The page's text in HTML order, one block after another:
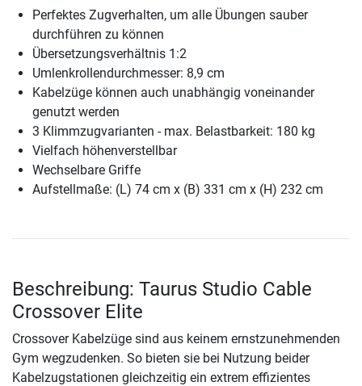
Perfektes Zugverhalten, um alle Übungen sauber
durchführen zu können
Übersetzungsverhältnis 1:2
Umlenkrollendurchmesser: 8,9 cm
Kabelzüge können auch unabhängig voneinander
genutzt werden
3 Klimmzugvarianten - max. Belastbarkeit: 180 kg
Vielfach höhenverstellbar
Wechselbare Griffe
Aufstellmaße: (L) 74 cm x (B) 331 cm x (H) 232 cm
Beschreibung: Taurus Studio Cable
Crossover Elite
Crossover Kabelzüge sind aus keinem ernstzunehmenden
Gym wegzudenken. So bieten sie bei Nutzung beider
Kabelzugstationen gleichzeitig ein extrem effizientes